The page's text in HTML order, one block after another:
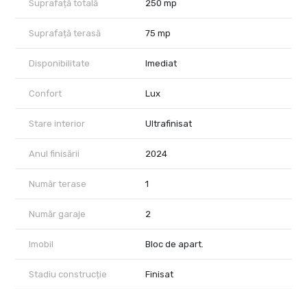
acestei proprietăți unice.
Suprafață totală 250 mp
Suprafață terasă 75 mp
Disponibilitate Imediat
Confort Lux
Stare interior Ultrafinisat
Anul finisării 2024
Număr terase 1
Număr garaje 2
Imobil Bloc de apart.
Stadiu construcție Finisat